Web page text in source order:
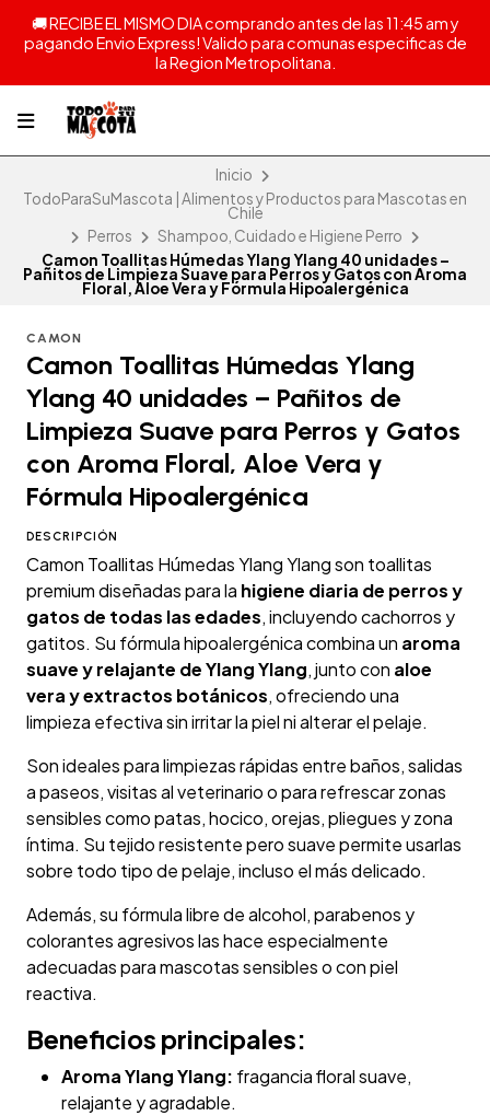
🚚 RECIBE EL MISMO DIA comprando antes de las 11:45 am y
pagando Envio Express! Valido para comunas especificas de
la Region Metropolitana.
Inicio
TodoParaSuMascota | Alimentos y Productos para Mascotas en
Chile
Perros
Shampoo, Cuidado e Higiene Perro
Camon Toallitas Húmedas Ylang Ylang 40 unidades –
Pañitos de Limpieza Suave para Perros y Gatos con Aroma
Floral, Aloe Vera y Fórmula Hipoalergénica
CAMON
Camon Toallitas Húmedas Ylang
Ylang 40 unidades – Pañitos de
Limpieza Suave para Perros y Gatos
con Aroma Floral, Aloe Vera y
Fórmula Hipoalergénica
DESCRIPCIÓN
Camon Toallitas Húmedas Ylang Ylang son toallitas
premium diseñadas para la higiene diaria de perros y
gatos de todas las edades, incluyendo cachorros y
gatitos. Su fórmula hipoalergénica combina un aroma
suave y relajante de Ylang Ylang, junto con aloe
vera y extractos botánicos, ofreciendo una
limpieza efectiva sin irritar la piel ni alterar el pelaje.
Son ideales para limpiezas rápidas entre baños, salidas
a paseos, visitas al veterinario o para refrescar zonas
sensibles como patas, hocico, orejas, pliegues y zona
íntima. Su tejido resistente pero suave permite usarlas
sobre todo tipo de pelaje, incluso el más delicado.
Además, su fórmula libre de alcohol, parabenos y
colorantes agresivos las hace especialmente
adecuadas para mascotas sensibles o con piel
reactiva.
Beneficios principales:
Aroma Ylang Ylang: fragancia floral suave,
relajante y agradable.